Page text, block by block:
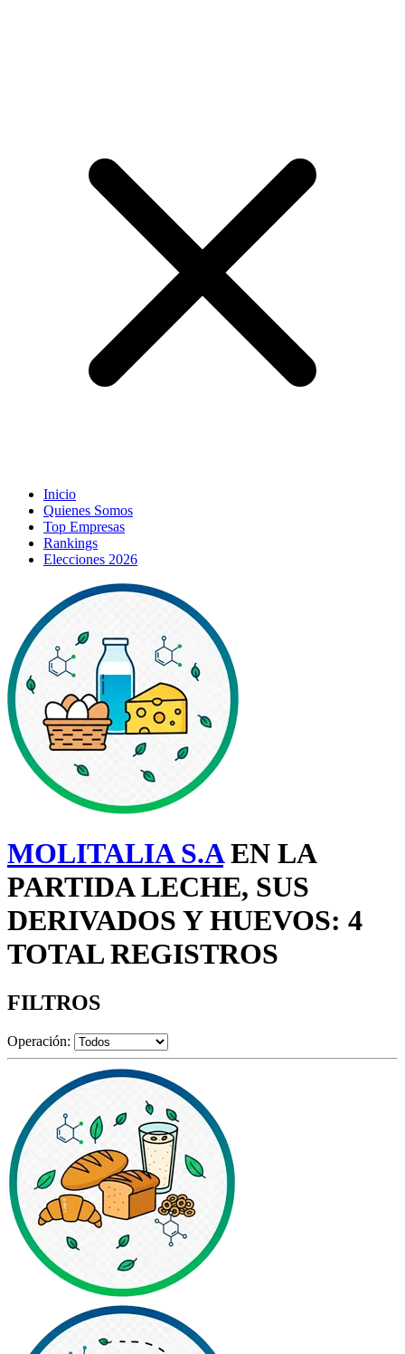
Inicio
Quienes Somos
Top Empresas
Rankings
Elecciones 2026
MOLITALIA S.AEN LA
PARTIDA LECHE, SUS
DERIVADOS Y HUEVOS: 4
TOTAL REGISTROS
FILTROS
Operación: